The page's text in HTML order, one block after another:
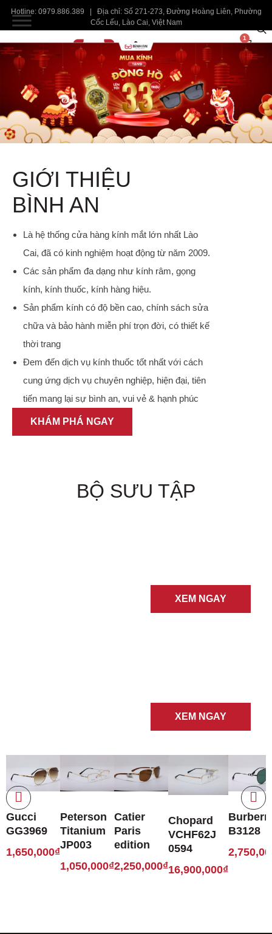
Hotline: 0979.886.389 | Địa chỉ: Số 271-273, Đường Hoàng Liên, Phường
Cốc Lếu, Lào Cai, Việt Nam
1
GIỚI THIỆU
BÌNH AN
Là hệ thống cửa hàng kính mắt lớn nhất Lào
Cai, đã có kinh nghiệm hoạt động từ năm 2009.
Các sản phẩm đa dạng như kính râm, gọng
kính, kính thuốc, kính hàng hiệu.
Sản phẩm kính có độ bền cao, chính sách sửa
chữa và bảo hành miễn phí trọn đời, có thiết kế
thời trang
Đem đến dịch vụ kính thuốc tốt nhất với cách
cung ứng dịch vụ chuyên nghiệp, hiện đại, tiên
tiến mang lại sự bình an, vui vẻ & hạnh phúc
KHÁM PHÁ NGAY
BỘ SƯU TẬP
XEM NGAY
XEM NGAY
Gucci
GG3969
1,650,000₫
Peterson
Titanium
JP003
1,050,000₫
Catier
Paris
edition
2,250,000₫
Chopard
VCHF62J
0594
16,900,000₫
B3128